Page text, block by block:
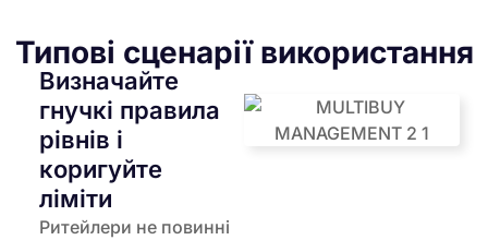
Типові сценарії використання
Визначайте
гнучкі правила
рівнів і
коригуйте
ліміти
Ритейлери не повинні